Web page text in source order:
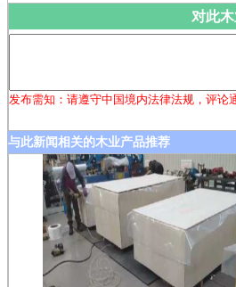
对此
发布需知：请遵守中国境内法律法规，评论
与此新闻相关的木业产品推荐